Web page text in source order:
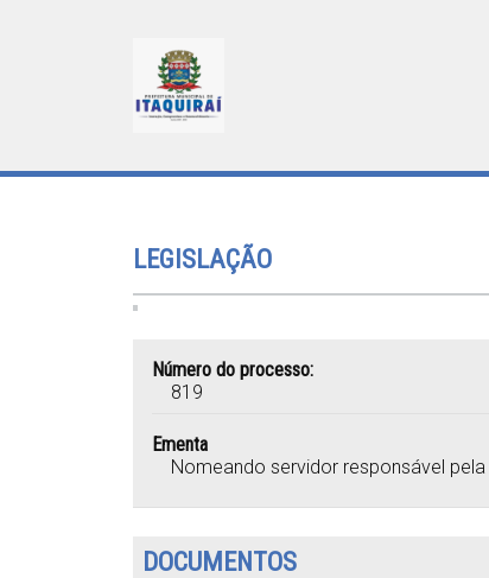
LEGISLAÇÃO
Número do processo:
819
Ementa
Nomeando servidor responsável
DOCUMENTOS